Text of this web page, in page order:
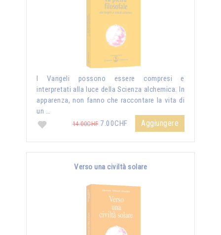
I Vangeli possono essere compresi e
interpretati alla luce della Scienza alchemica. In
apparenza, non fanno che raccontare la vita di
un …
14.00CHF7.00CHF Aggiungere
Verso una civiltà solare